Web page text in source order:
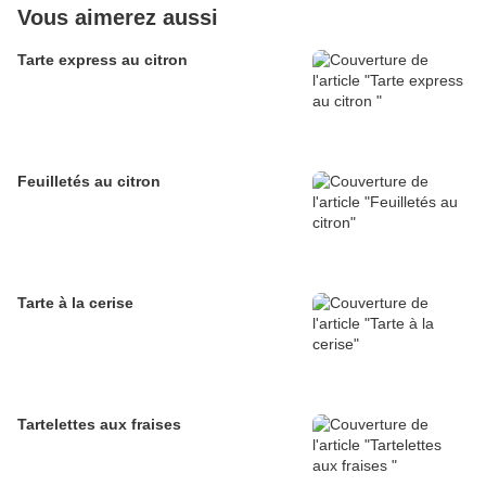
Vous aimerez aussi
Tarte express au citron
Feuilletés au citron
Tarte à la cerise
Tartelettes aux fraises